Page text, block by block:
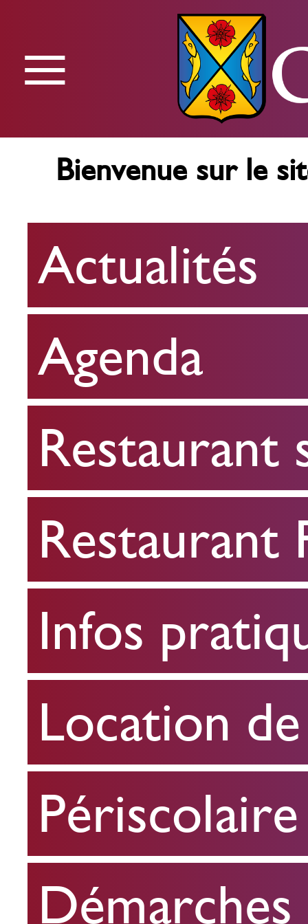
Menu
Actualités
Agenda
Restaurant
scolaire
Restaurant
FPA
Infos
pratiques
Location
de
salle
Périscolaire
≡
Bienvenue sur le
Actualités
Agenda
Restaurant
Restaurant
Infos
Location
Périscolaire